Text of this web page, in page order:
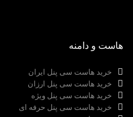
هاست و دامنه
خرید هاست سی پنل ایران
خرید هاست سی پنل ارزان
خرید هاست سی پنل ویژه
خرید هاست سی پنل حرفه ای